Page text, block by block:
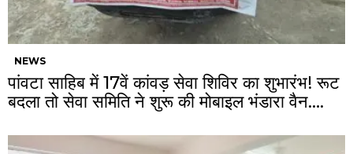
NEWS
पांवटा साहिब में 17वें कांवड़ सेवा शिविर का शुभारंभ! रूट
बदला तो सेवा समिति ने शुरू की मोबाइल भंडारा वैन….